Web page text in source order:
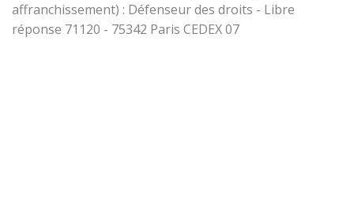
affranchissement) : Défenseur des droits - Libre
réponse 71120 - 75342 Paris CEDEX 07